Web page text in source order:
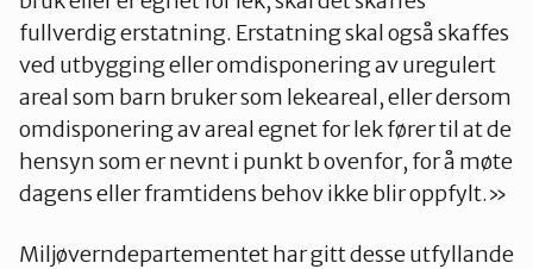
fullverdig erstatning. Erstatning skal også skaffes
ved utbygging eller omdisponering av uregulert
areal som barn bruker som lekeareal, eller dersom
omdisponering av areal egnet for lek fører til at de
hensyn som er nevnt i punkt b ovenfor, for å møte
dagens eller framtidens behov ikke blir oppfylt.»
Miljøverndepartementet har gitt desse utfyllande